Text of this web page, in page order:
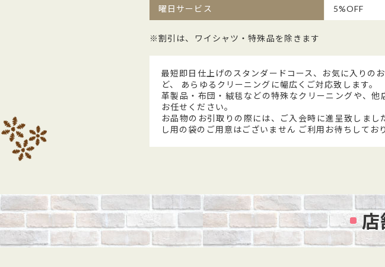
曜日サービス 5%OFF
※割引は、ワイシャツ・特殊品を除きます
最短即日仕上げのスタンダードコース、お気に入りの
ど、 あらゆるクリーニングに幅広くご対応致します。
革製品・布団・絨毯などの特殊なクリーニングや、
お任せください。
お品物のお引取りの際には、ご入会時に進呈致しま
し用の袋のご用意はございません ご利用お待ちしてお
店